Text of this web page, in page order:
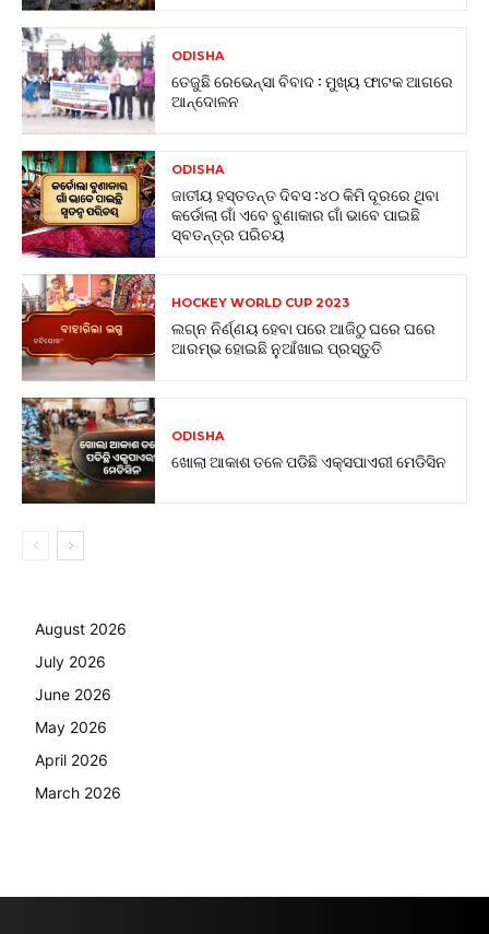
ODISHA
ତେଜୁଛି ରେଭେନ୍ସା ବିବାଦ : ମୁଖ୍ୟ ଫାଟକ ଆଗରେ
ଆନ୍ଦୋଳନ
ODISHA
ଜାତୀୟ ହସ୍ତତନ୍ତ ଦିବସ :୪୦ କିମି ଦୂରରେ ଥିବା
କର୍ଡୋଲା ଗାଁ ଏବେ ବୁଣାକାର ଗାଁ ଭାବେ ପାଇଛି
ସ୍ବତନ୍ତ୍ର ପରିଚୟ
HOCKEY WORLD CUP 2023
ଲଗ୍ନ ନିର୍ଣ୍ଣୟ ହେବା ପରେ ଆଜିଠୁ ଘରେ ଘରେ
ଆରମ୍ଭ ହୋଇଛି ନୁଆଁଖାଇ ପ୍ରସ୍ତୁତି
ODISHA
ଖୋଲା ଆକାଶ ତଳେ ପଡିଛି ଏକ୍ସପାଏରୀ ମେଡିସିନ
August 2026
July 2026
June 2026
May 2026
April 2026
March 2026